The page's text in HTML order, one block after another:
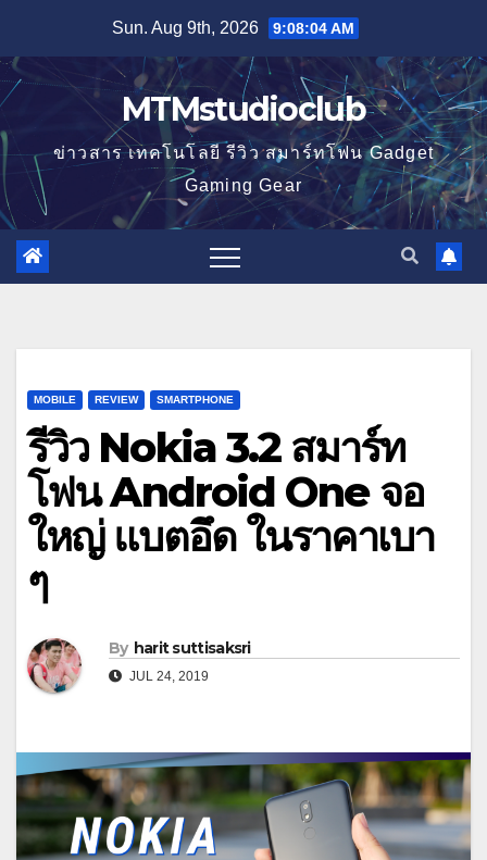
content
Sun. Aug 9th, 2026 9:08:06 AM
MTMstudioclub
ข่าวสาร เทคโนโลยี รีวิว สมาร์ทโฟน Gadget
Gaming Gear
MOBILE REVIEW SMARTPHONE
รีวิว Nokia 3.2 สมาร์ท
โฟน Android One จอ
ใหญ่ แบตอึด ในราคาเบา
ๆ
By harit suttisaksri
JUL 24, 2019